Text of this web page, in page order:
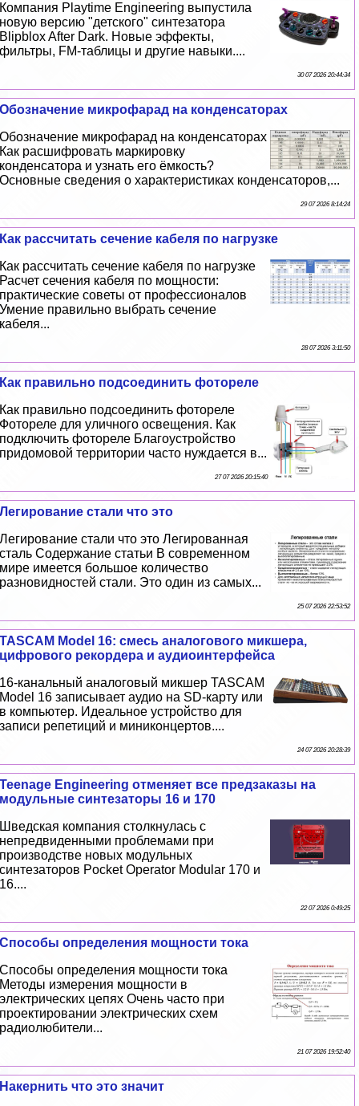
Компания Playtime Engineering выпустила
новую версию "детского" синтезатора
Blipblox After Dark. Новые эффекты,
фильтры, FM-таблицы и другие навыки....
30 07 2026 20:44:34
Обозначение микрофарад на конденсаторах
Обозначение микрофарад на конденсаторах
Как расшифровать маркировку
конденсатора и узнать его ёмкость?
Основные сведения о хаpaктеристиках конденсаторов,...
29 07 2026 8:14:24
Как рассчитать сечение кабеля по нагрузке
Как рассчитать сечение кабеля по нагрузке
Расчет сечения кабеля по мощности:
пpaктические советы от профессионалов
Умение правильно выбрать сечение
кабеля...
28 07 2026 3:11:50
Как правильно подсоединить фотореле
Как правильно подсоединить фотореле
Фотореле для уличного освещения. Как
подключить фотореле Благоустройство
придомовой территории часто нуждается в...
27 07 2026 20:15:40
Легирование стали что это
Легирование стали что это Легированная
сталь Содержание статьи В современном
мире имеется большое количество
разновидностей стали. Это один из самых...
25 07 2026 22:53:52
TASCAM Model 16: смесь аналогового микшера,
цифрового рекордера и аудиоинтерфейса
16-кaнaльный аналоговый микшер TASCAM
Model 16 записывает аудио на SD-карту или
в компьютер. Идеальное устройство для
записи репетиций и миниконцертов....
24 07 2026 20:28:39
Teenage Engineering отменяет все предзаказы на
модульные синтезаторы 16 и 170
Шведская компания столкнулась с
непредвиденными проблемами при
производстве новых модульных
синтезаторов Pocket Operator Modular 170 и
16....
22 07 2026 0:49:25
Способы определения мощности тока
Способы определения мощности тока
Методы измерения мощности в
электрических цепях Очень часто при
проектировании электрических схем
радиолюбители...
21 07 2026 19:52:40
Накернить что это значит